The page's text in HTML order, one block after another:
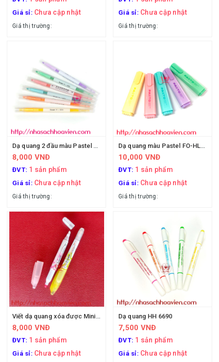
Giá sỉ: Chưa cập nhật
Giá thị trường:
Giá sỉ: Chưa cập nhật
Giá thị trường:
Dạ quang 2 đầu màu Pastel H02602 Guangbo
8,000 VNĐ
ĐVT: 1 sản phẩm
Giá sỉ: Chưa cập nhật
Giá thị trường:
Dạ quang màu Pastel FO-HL-009
10,000 VNĐ
ĐVT: 1 sản phẩm
Giá sỉ: Chưa cập nhật
Giá thị trường:
Viết dạ quang xóa được Mini 0503
8,000 VNĐ
ĐVT: 1 sản phẩm
Giá sỉ: Chưa cập nhật
Dạ quang HH 6690
7,500 VNĐ
ĐVT: 1 sản phẩm
Giá sỉ: Chưa cập nhật